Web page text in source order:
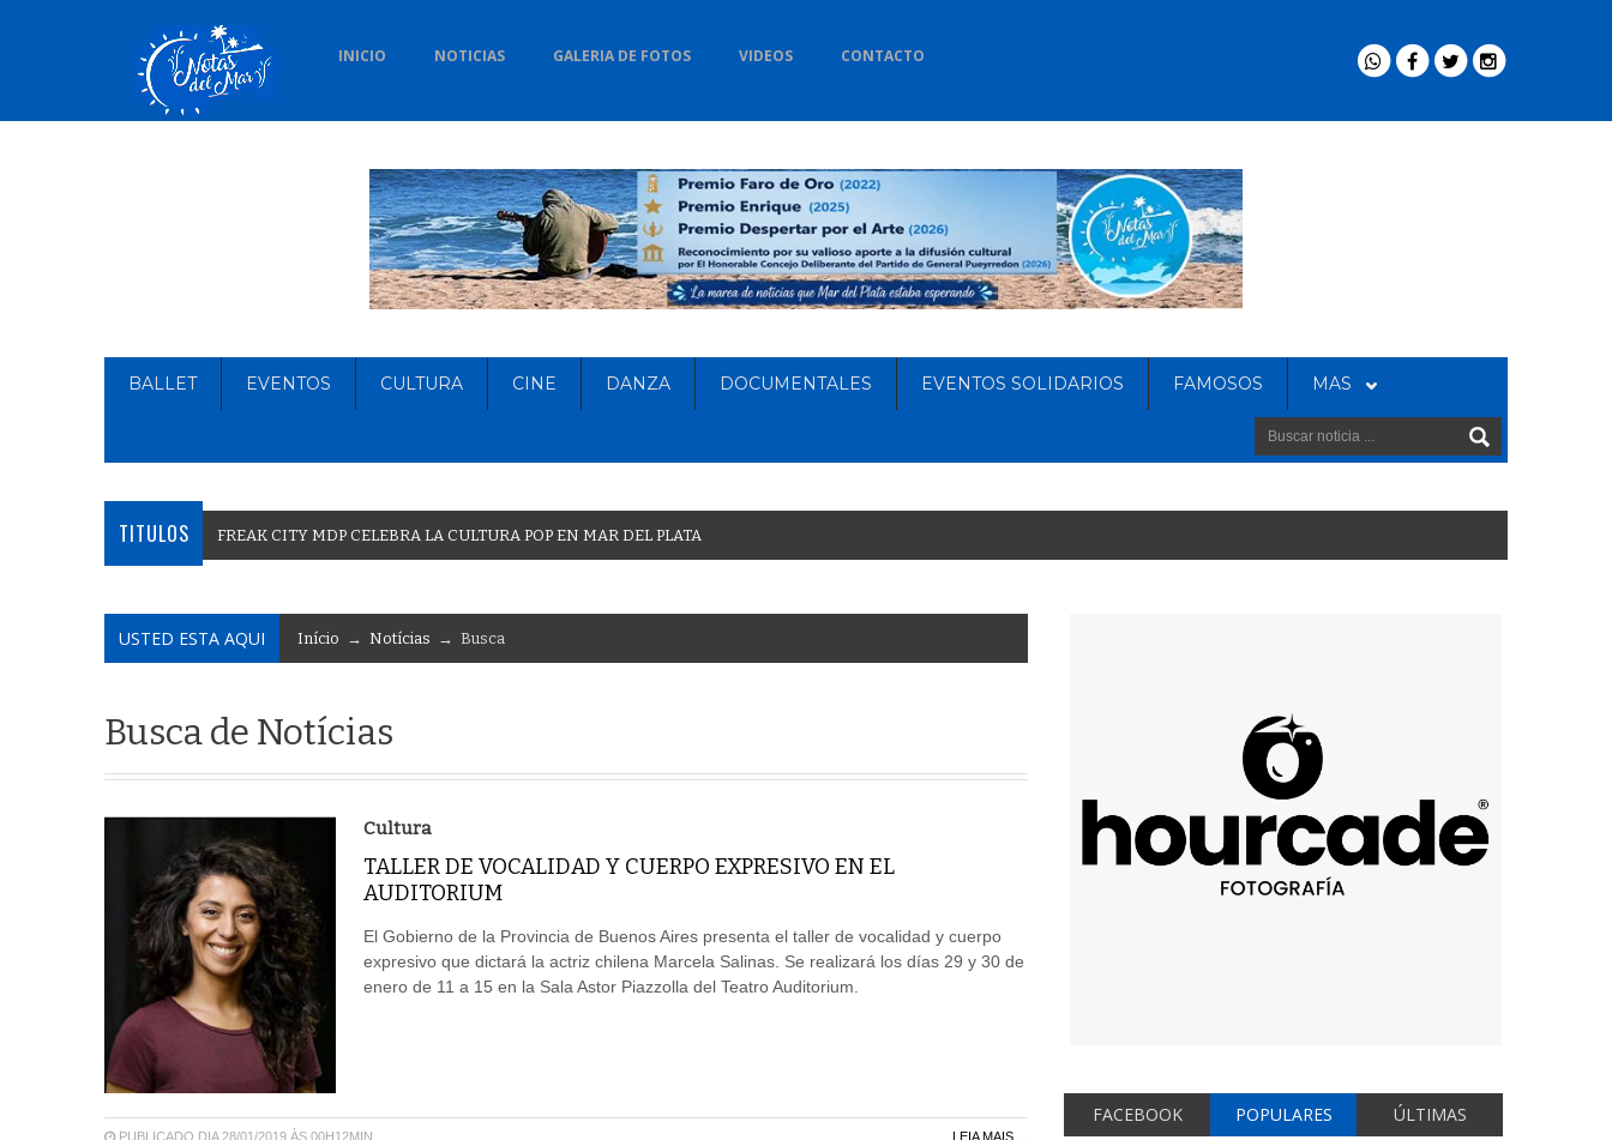
INICIO NOTICIAS GALERIA DE FOTOS VIDEOS CONTACTO
BALLET EVENTOS CULTURA CINE DANZA DOCUMENTALES EVENTOS SOLIDARIOS FAMOSOS MAS
TITULOS FREAK CITY MDP CELEBRA LA CULTURA POP EN MAR DEL PLATA
USTED ESTA AQUI Início → Notícias → Busca
Busca de Notícias
Cultura
TALLER DE VOCALIDAD Y CUERPO EXPRESIVO EN EL
AUDITORIUM
El Gobierno de la Provincia de Buenos Aires presenta el taller de vocalidad y cuerpo
expresivo que dictará la actriz chilena Marcela Salinas. Se realizará los días 29 y 30 de
enero de 11 a 15 en la Sala Astor Piazzolla del Teatro Auditorium.
PUBLICADO DIA 28/01/2019 ÀS 00H12MIN LEIA MAIS ...
FACEBOOK POPULARES ÚLTIMAS